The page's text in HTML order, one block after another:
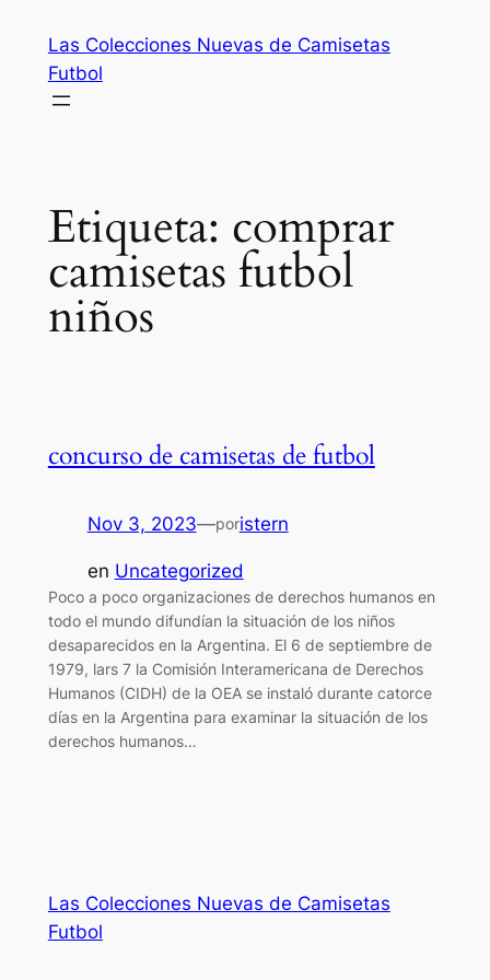
contenido
Las Colecciones Nuevas de Camisetas
Futbol
Etiqueta: comprar
camisetas futbol
niños
concurso de camisetas de futbol
Nov 3, 2023—poristern
en Uncategorized
Poco a poco organizaciones de derechos humanos en
todo el mundo difundían la situación de los niños
desaparecidos en la Argentina. El 6 de septiembre de
1979, lars 7 la Comisión Interamericana de Derechos
Humanos (CIDH) de la OEA se instaló durante catorce
días en la Argentina para examinar la situación de los
derechos humanos…
Las Colecciones Nuevas de Camisetas
Futbol